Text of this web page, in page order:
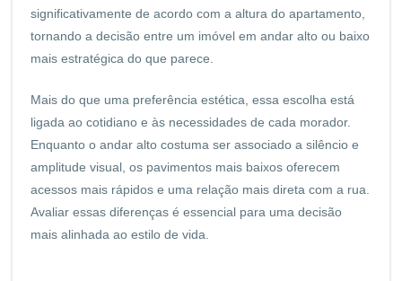
significativamente de acordo com a altura do apartamento,
tornando a decisão entre um imóvel em andar alto ou baixo
mais estratégica do que parece.
Mais do que uma preferência estética, essa escolha está
ligada ao cotidiano e às necessidades de cada morador.
Enquanto o andar alto costuma ser associado a silêncio e
amplitude visual, os pavimentos mais baixos oferecem
acessos mais rápidos e uma relação mais direta com a rua.
Avaliar essas diferenças é essencial para uma decisão
mais alinhada ao estilo de vida.